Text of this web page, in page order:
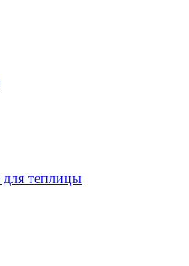
для теплицы